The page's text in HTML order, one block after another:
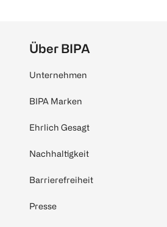
Über BIPA
Unternehmen
BIPA Marken
Ehrlich Gesagt
Nachhaltigkeit
Barrierefreiheit
Presse